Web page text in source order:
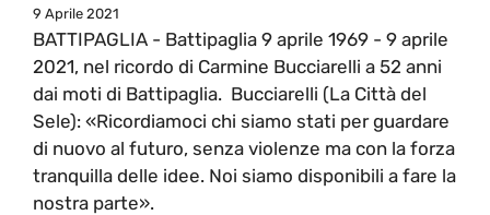
9 Aprile 2021
BATTIPAGLIA - Battipaglia 9 aprile 1969 - 9 aprile
2021, nel ricordo di Carmine Bucciarelli a 52 anni
dai moti di Battipaglia. Bucciarelli (La Città del
Sele): «Ricordiamoci chi siamo stati per guardare
di nuovo al futuro, senza violenze ma con la forza
tranquilla delle idee. Noi siamo disponibili a fare la
nostra parte».